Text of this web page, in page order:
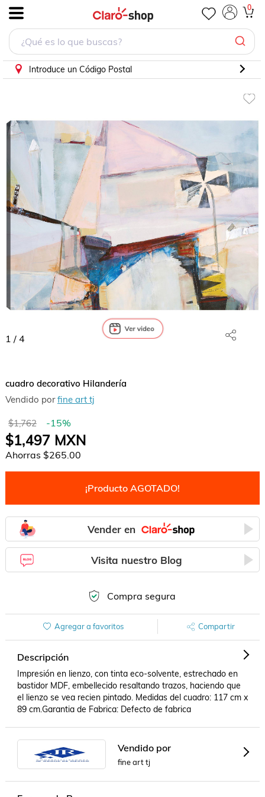
0
Introduce un Código Postal
1 / 4
cuadro decorativo Hilandería
Vendido porfine art tj
$1,762 -15%
$1,497MXN
Ahorras $265.00
¡Producto AGOTADO!
Vender en
Visita nuestro Blog
Compra segura
Agregar a favoritos Compartir
Descripción
Impresión en lienzo, con tinta eco-solvente, estrechado en
bastidor MDF, embellecido resaltando trazos, haciendo que
el lienzo se vea recien pintado. Medidas del cuadro: 117 cm x
89 cm.Garantia de Fabrica: Defecto de fabrica
Vendido por
fine art tj
cuadro decorativo Hilandería